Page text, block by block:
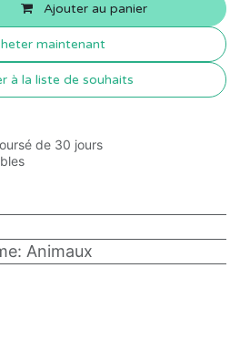
Ajouter au panier
maintenant
à la liste de souhaits
de 30 jours
: Animaux